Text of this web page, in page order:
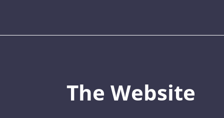
The Website